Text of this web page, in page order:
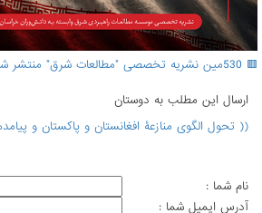
🟥 530مین نشریه تخصصی "مطالعات شرق" منتشر شد.
ارسال اين مطلب به دوستان
(( تحول الگوی منازعۀ افغانستان و پاکستان و
نام شما :
آدرس ايميل شما :